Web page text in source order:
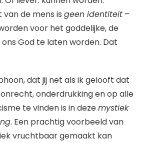
de mens is geen identiteit –
voor het goddelijke, de
ons God te laten worden. Dat
dat jij net als ik gelooft dat
onderdrukking en op alle
te vinden is in dezemystiek
. Een prachtig voorbeeld van
vruchtbaar gemaakt kan